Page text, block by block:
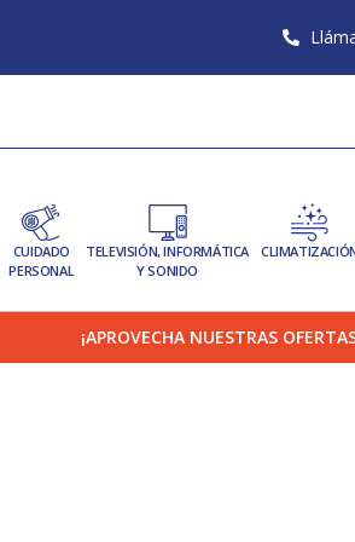
CUIDADO
PERSONAL
TELEVISIÓN, INFORMÁTICA
Y SONIDO
¡APROVECHA NUESTRAS